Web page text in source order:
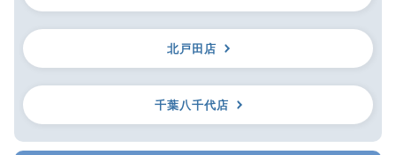
北戸田店
千葉八千代店